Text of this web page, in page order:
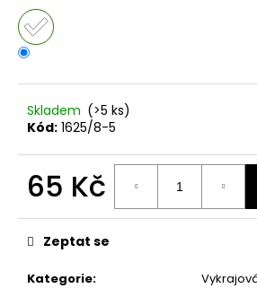
Skladem (>5 ks)
Kód: 1625/8-5
65 Kč
cena:
Kategorie:
Zeptat se
D
o
p
o
u
u
j
e
e